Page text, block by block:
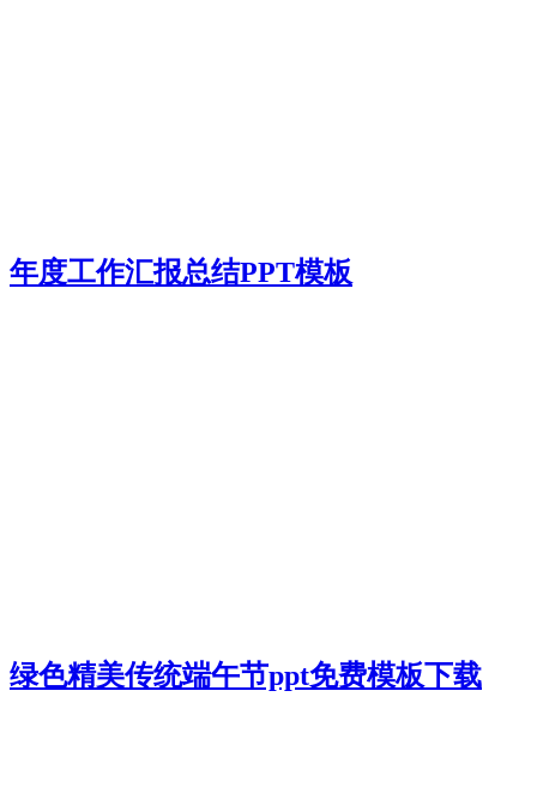
年度工作汇报总结PPT模板
绿色精美传统端午节ppt免费模板下载